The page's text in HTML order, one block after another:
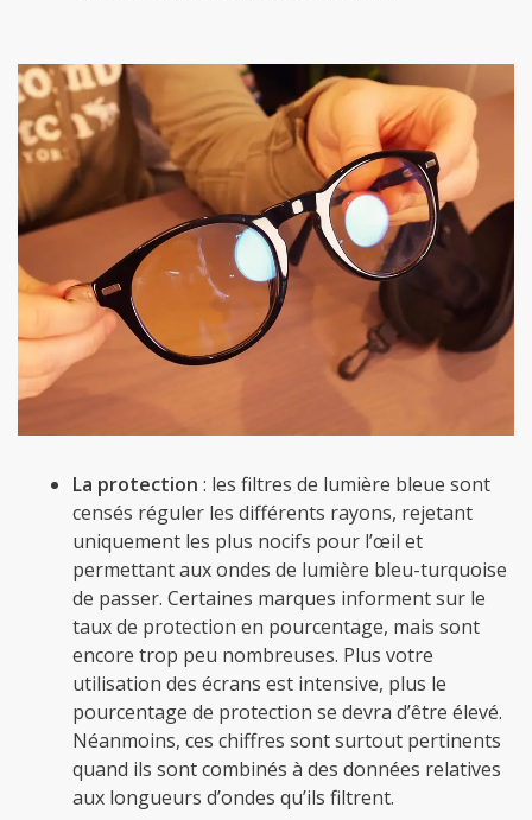
La protection : les filtres de lumière bleue sont
censés réguler les différents rayons, rejetant
uniquement les plus nocifs pour l’œil et
permettant aux ondes de lumière bleu-turquoise
de passer. Certaines marques informent sur le
taux de protection en pourcentage, mais sont
encore trop peu nombreuses. Plus votre
utilisation des écrans est intensive, plus le
pourcentage de protection se devra d’être élevé.
Néanmoins, ces chiffres sont surtout pertinents
quand ils sont combinés à des données relatives
aux longueurs d’ondes qu’ils filtrent.